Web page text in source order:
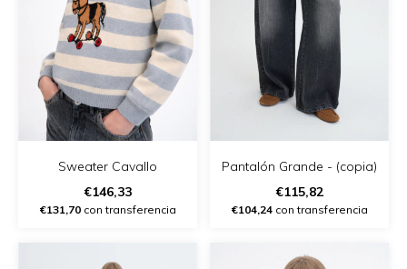
Sweater Cavallo
€146,33
€131,70con transferencia
Pantalón Grande - (copia)
€115,82
€104,24con transferencia